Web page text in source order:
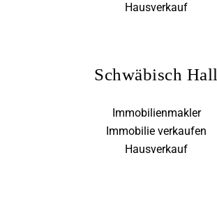
Hausverkauf
Schwäbisch Hall
Immobilienmakler
Immobilie verkaufen
Hausverkauf